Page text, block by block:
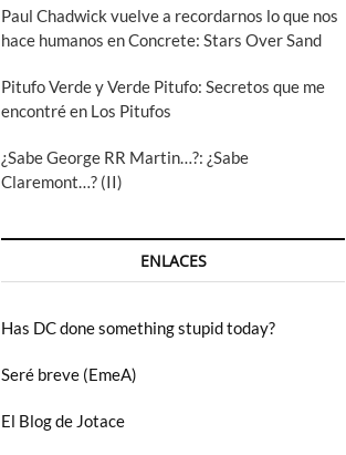
Paul Chadwick vuelve a recordarnos lo que nos
hace humanos en Concrete: Stars Over Sand
Pitufo Verde y Verde Pitufo: Secretos que me
encontré en Los Pitufos
¿Sabe George RR Martin…?: ¿Sabe
Claremont…? (II)
ENLACES
Has DC done something stupid today?
Seré breve (EmeA)
El Blog de Jotace